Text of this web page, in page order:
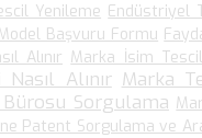
Yenileme Endüstriyel
Başvuru Formu
Alınır Marka İsim
Alınır Marka
Sorgulama
Patent Sorgulama ve